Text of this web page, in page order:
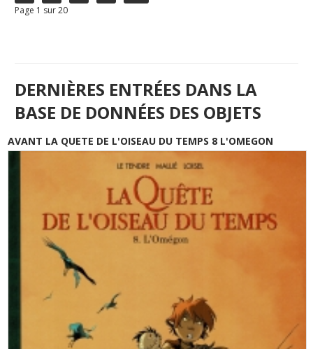
Page 1 sur 20
DERNIÈRES ENTRÉES DANS LA
BASE DE DONNÉES DES OBJETS
AVANT LA QUETE DE L'OISEAU DU TEMPS 8 L'OMEGON